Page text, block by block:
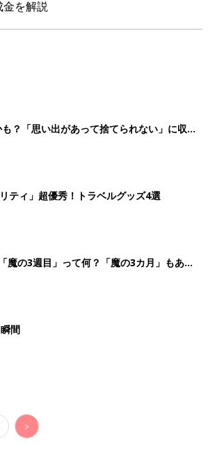
金を解説
？「思い出があって捨てられない」に収納
ティ」超優秀！トラベルグッズ4選
の3週目」って何？「魔の3カ月」もある
間
>